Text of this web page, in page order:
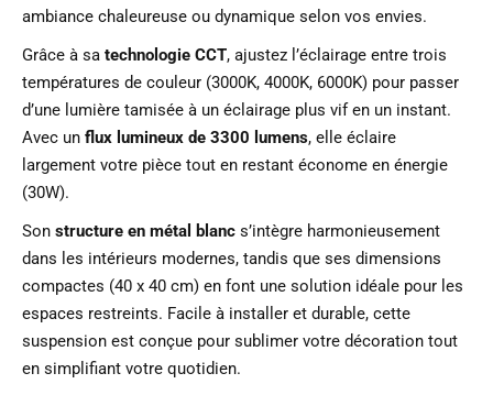
ambiance chaleureuse ou dynamique selon vos envies.
Grâce à sa technologie CCT, ajustez l’éclairage entre trois
températures de couleur (3000K, 4000K, 6000K) pour passer
d’une lumière tamisée à un éclairage plus vif en un instant.
Avec un flux lumineux de 3300 lumens, elle éclaire
largement votre pièce tout en restant économe en énergie
(30W).
Son structure en métal blanc s’intègre harmonieusement
dans les intérieurs modernes, tandis que ses dimensions
compactes (40 x 40 cm) en font une solution idéale pour les
espaces restreints. Facile à installer et durable, cette
suspension est conçue pour sublimer votre décoration tout
en simplifiant votre quotidien.